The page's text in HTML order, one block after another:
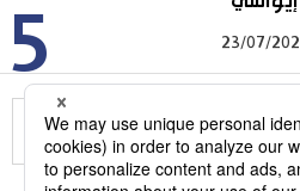
5 23/07/